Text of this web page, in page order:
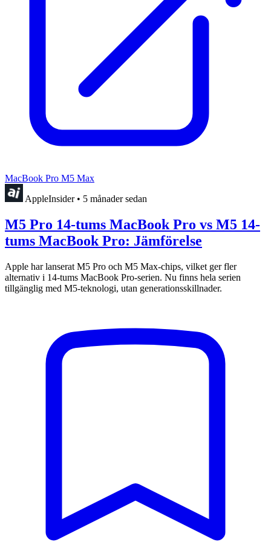
MacBook Pro M5 Max
AppleInsider • 5 månader sedan
M5 Pro 14-tums MacBook Pro vs M5 14-
tums MacBook Pro: Jämförelse
Apple har lanserat M5 Pro och M5 Max-chips, vilket ger fler
alternativ i 14-tums MacBook Pro-serien. Nu finns hela serien
tillgänglig med M5-teknologi, utan generationsskillnader.